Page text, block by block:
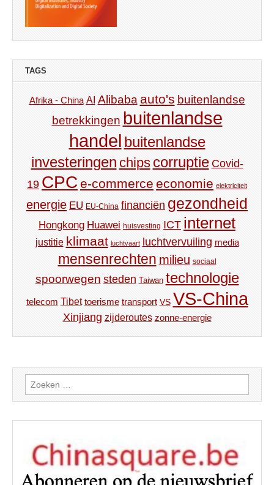
TAGS
Afrika - China AI Alibaba auto's buitenlandse
betrekkingen buitenlandse
handel buitenlandse
investeringen chips corruptie Covid-
19 CPC e-commerce economie elektriciteit
energie EU EU-China financiën gezondheid
Hongkong Huawei huisvesting ICT internet
justitie klimaat luchtvaart luchtvervuiling media
mensenrechten milieu sociaal
spoorwegen steden Taiwan technologie
telecom Tibet toerisme transport VS VS-China
Xinjiang zijderoutes zonne-energie
Zoeken
naar: